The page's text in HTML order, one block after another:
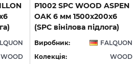
WOOD
P1002 SPC WOOD ASPEN
OAK 6 мм 1500х200х6
(SPC вінілова підлога)
Виробник:
FALQUON
Колекція:
WOOD